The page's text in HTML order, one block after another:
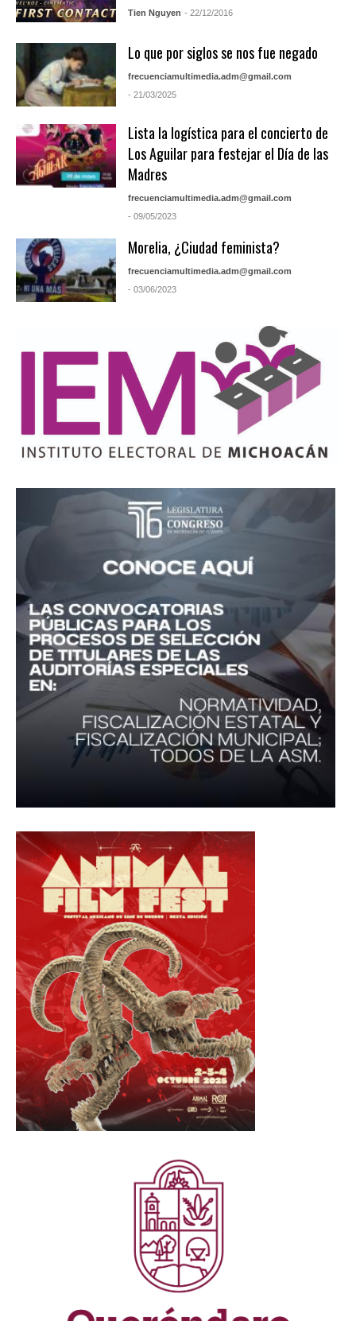
Tien Nguyen - 22/12/2016
Lo que por siglos se nos fue negado
frecuenciamultimedia.adm@gmail.com
- 21/03/2025
Lista la logística para el concierto de
Los Aguilar para festejar el Día de las
Madres
frecuenciamultimedia.adm@gmail.com
- 09/05/2023
Morelia, ¿Ciudad feminista?
frecuenciamultimedia.adm@gmail.com
- 03/06/2023